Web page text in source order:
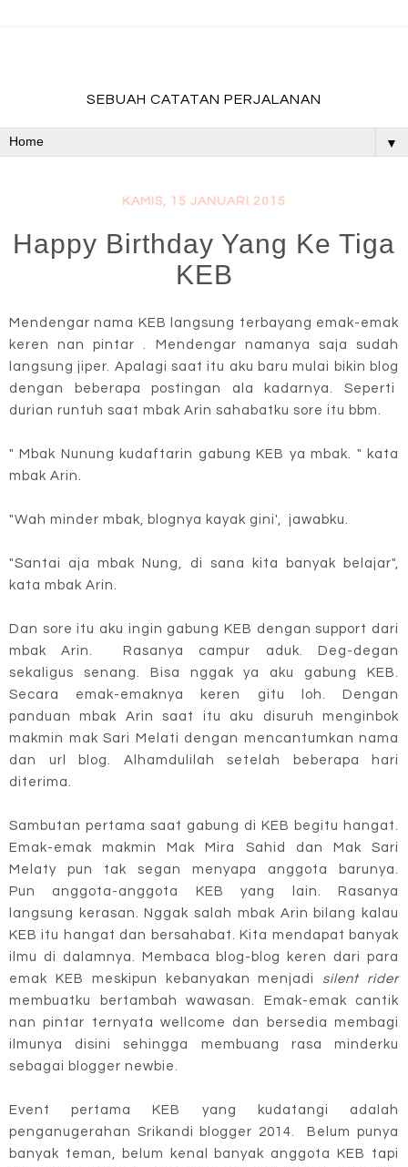
SEBUAH CATATAN PERJALANAN
▼
KAMIS, 15 JANUARI 2015
Happy Birthday Yang Ke Tiga
KEB
Mendengar nama KEB langsung terbayang emak-emak
keren nan pintar . Mendengar namanya saja sudah
langsung jiper. Apalagi saat itu aku baru mulai bikin blog
dengan beberapa postingan ala kadarnya. Seperti
durian runtuh saat mbak Arin sahabatku sore itu bbm.
" Mbak Nunung kudaftarin gabung KEB ya mbak. " kata
mbak Arin.
"Wah minder mbak, blognya kayak gini', jawabku.
"Santai aja mbak Nung, di sana kita banyak belajar",
kata mbak Arin.
Dan sore itu aku ingin gabung KEB dengan support dari
mbak Arin. Rasanya campur aduk. Deg-degan
sekaligus senang. Bisa nggak ya aku gabung KEB.
Secara emak-emaknya keren gitu loh. Dengan
panduan mbak Arin saat itu aku disuruh menginbok
makmin mak Sari Melati dengan mencantumkan nama
dan url blog. Alhamdulilah setelah beberapa hari
diterima.
Sambutan pertama saat gabung di KEB begitu hangat.
Emak-emak makmin Mak Mira Sahid dan Mak Sari
Melaty pun tak segan menyapa anggota barunya.
Pun anggota-anggota KEB yang lain. Rasanya
langsung kerasan. Nggak salah mbak Arin bilang kalau
KEB itu hangat dan bersahabat. Kita mendapat banyak
ilmu di dalamnya. Membaca blog-blog keren dari para
emak KEB meskipun kebanyakan menjadi silent rider
membuatku bertambah wawasan. Emak-emak cantik
nan pintar ternyata wellcome dan bersedia membagi
ilmunya disini sehingga membuang rasa minderku
sebagai blogger newbie.
Event pertama KEB yang kudatangi adalah
penganugerahan Srikandi blogger 2014. Belum punya
banyak teman, belum kenal banyak anggota KEB tapi